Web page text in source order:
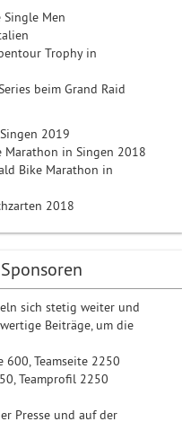
Men
Trophy in
beim Grand Raid
2019
Marathon in Singen 2018
Bike Marathon in
2018
sich stetig weiter und
Beiträge, um die
600, Teamseite 2250
Teamprofil 2250
Presse und auf der